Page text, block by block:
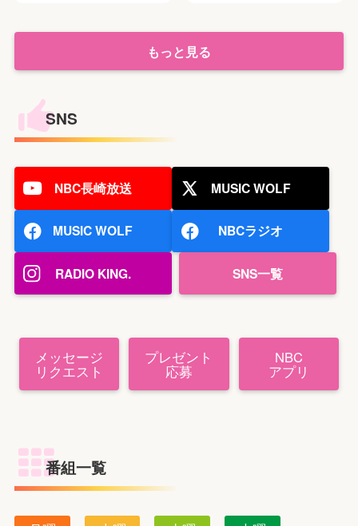
もっと見る
SNS
NBC長崎放送 MUSIC WOLF
MUSIC WOLF NBCラジオ
RADIO KING. SNS一覧
メッセージ
リクエスト
プレゼント
応募
NBC
アプリ
番組一覧